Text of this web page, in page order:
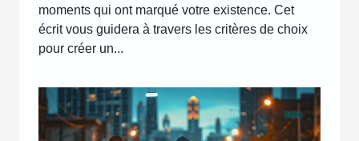
moments qui ont marqué votre existence. Cet
écrit vous guidera à travers les critères de choix
pour créer un...